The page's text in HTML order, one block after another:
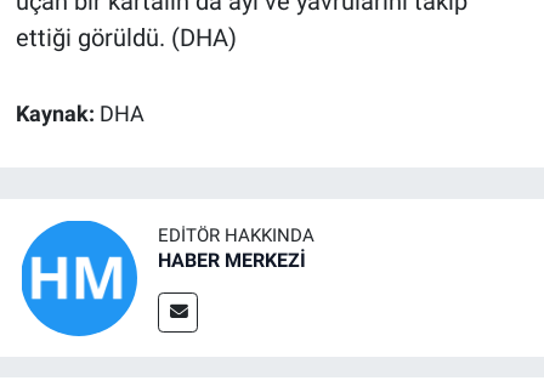
ettiği görüldü. (DHA)
Kaynak: DHA
EDITÖR HAKKINDA
HABER MERKEZİ